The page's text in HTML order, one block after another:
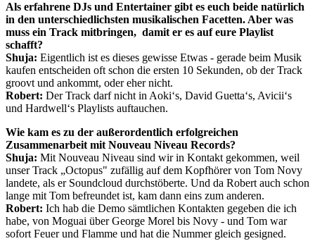
Als erfahrene DJs und Entertainer gibt es euch beide natürlich
in den unterschiedlichsten musikalischen Facetten. Aber was
muss ein Track mitbringen, damit er es auf eure Playlist
schafft?
Shuja: Eigentlich ist es dieses gewisse Etwas - gerade beim Musik
kaufen entscheiden oft schon die ersten 10 Sekunden, ob der Track
groovt und ankommt, oder eher nicht.
Robert: Der Track darf nicht in Aoki‘s, David Guetta‘s, Avicii‘s
und Hardwell‘s Playlists auftauchen.
Wie kam es zu der außerordentlich erfolgreichen
Zusammenarbeit mit Nouveau Niveau Records?
Shuja: Mit Nouveau Niveau sind wir in Kontakt gekommen, weil
unser Track „Octopus" zufällig auf dem Kopfhörer von Tom Novy
landete, als er Soundcloud durchstöberte. Und da Robert auch schon
lange mit Tom befreundet ist, kam dann eins zum anderen.
Robert: Ich hab die Demo sämtlichen Kontakten gegeben die ich
habe, von Moguai über George Morel bis Novy - und Tom war
sofort Feuer und Flamme und hat die Nummer gleich gesigned.